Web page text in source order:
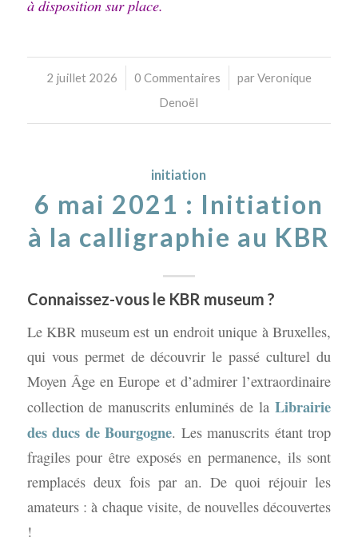
à disposition sur place.
2 juillet 2026
/ 0 Commentaires
/ parVeronique
Denoël
initiation
6 mai 2021 : Initiation
à la calligraphie au KBR
Connaissez-vous le KBR museum ?
Le KBR museum est un endroit unique à Bruxelles,
qui vous permet de découvrir le passé culturel du
Moyen Âge en Europe et d’admirer l’extraordinaire
collection de manuscrits enluminés de laLibrairie
des ducs de Bourgogne. Les manuscrits étant trop
fragiles pour être exposés en permanence, ils sont
remplacés deux fois par an. De quoi réjouir les
amateurs : à chaque visite, de nouvelles découvertes
!